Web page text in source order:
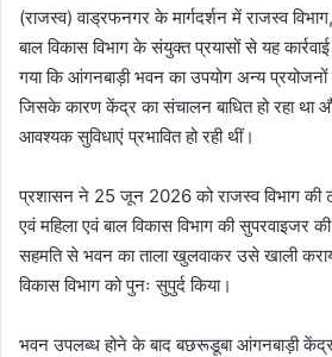
(राजस्व) वाड्रफनगर के मार्गदर्शन में राजस्व
बाल विकास विभाग के संयुक्त प्रयासों से यह
गया कि आंगनबाड़ी भवन का उपयोग अन्य प्रयोजनों
जिसके कारण केंद्र का संचालन बाधित हो रहा था
आवश्यक सुविधाएं प्रभावित हो रही थीं।
प्रशासन ने 25 जून 2026 को राजस्व विभाग की
एवं महिला एवं बाल विकास विभाग की सुपरवाइजर
सहमति से भवन का ताला खुलवाकर उसे खाली
विकास विभाग को पुनः सुपुर्द किया।
भवन उपलब्ध होने के बाद बछरूडूबा आंगनबाड़ी